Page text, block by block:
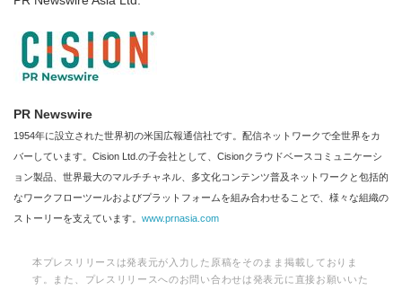
PR Newswire
1954年に設立された世界初の米国広報通信社です。配信ネットワークで全世界をカ
バーしています。Cision Ltd.の子会社として、Cisionクラウドベースコミュニケーシ
ョン製品、世界最大のマルチチャネル、多文化コンテンツ普及ネットワークと包括的
なワークフローツールおよびプラットフォームを組み合わせることで、様々な組織の
ストーリーを支えています。 www.prnasia.com
本プレスリリースは発表元が入力した原稿をそのまま掲載しておりま
す。また、プレスリリースへのお問い合わせは発表元に直接お願いいた